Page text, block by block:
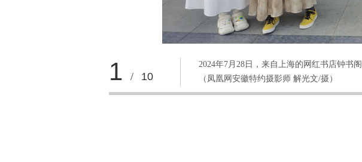
1 / 10
2024年7月28日，来自上海的网红书店钟书
（凤凰网安徽特约摄影师 解光文/摄）